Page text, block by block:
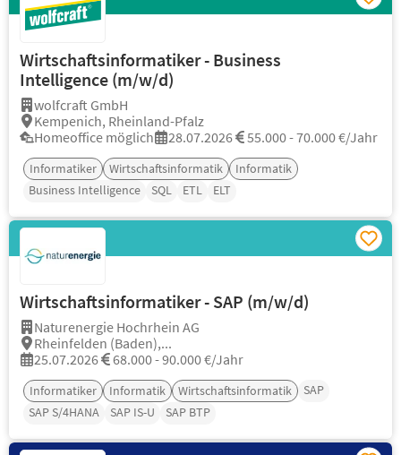
Wirtschaftsinformatiker - Business
Intelligence (m/w/d)
wolfcraft GmbH
Kempenich, Rheinland-Pfalz
Homeoffice möglich
28.07.2026 55.000 - 70.000 €/Jahr
Informatiker Wirtschaftsinformatik
Informatik
Business Intelligence
SQL ETL ELT
Wirtschaftsinformatiker - SAP (m/w/d)
Naturenergie Hochrhein AG
Rheinfelden (Baden),...
25.07.2026
68.000 - 90.000 €/Jahr
Informatiker Informatik Wirtschaftsinformatik
SAP
SAP S/4HANA
SAP IS-U SAP BTP